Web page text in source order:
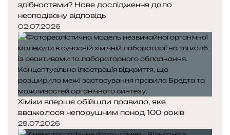
здібностями? Нове дослідження дало
несподівану відповідь
02.07.2026
Хіміки вперше обійшли правило, яке
вважалося непорушним понад 100 років
29.07.2026